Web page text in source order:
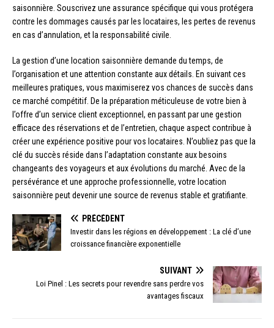
saisonnière. Souscrivez une assurance spécifique qui vous protégera
contre les dommages causés par les locataires, les pertes de revenus
en cas d’annulation, et la responsabilité civile.
La gestion d’une location saisonnière demande du temps, de
l’organisation et une attention constante aux détails. En suivant ces
meilleures pratiques, vous maximiserez vos chances de succès dans
ce marché compétitif. De la préparation méticuleuse de votre bien à
l’offre d’un service client exceptionnel, en passant par une gestion
efficace des réservations et de l’entretien, chaque aspect contribue à
créer une expérience positive pour vos locataires. N’oubliez pas que la
clé du succès réside dans l’adaptation constante aux besoins
changeants des voyageurs et aux évolutions du marché. Avec de la
persévérance et une approche professionnelle, votre location
saisonnière peut devenir une source de revenus stable et gratifiante.
PRÉCÉDENT
Investir dans les régions en développement : La clé d’une
croissance financière exponentielle
SUIVANT
Loi Pinel : Les secrets pour revendre sans perdre vos
avantages fiscaux